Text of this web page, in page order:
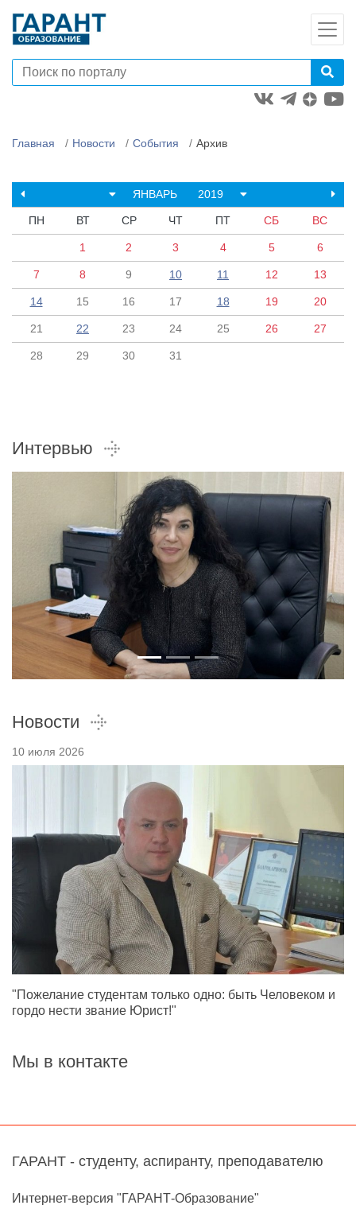
Главная Новости События Архив
ЯНВАРЬ 2019
ПН ВТ СР ЧТ ПТ СБ ВС
1 2 3 4 5 6
7 8 9 10 11 12 13
14 15 16 17 18 19 20
21 22 23 24 25 26 27
28 29 30 31
Интервью
Новости
10 июля 2026
"Пожелание студентам только одно: быть Человеком и
гордо нести звание Юрист!"
Мы в контакте
ГАРАНТ - студенту, аспиранту, преподавателю
Интернет-версия "ГАРАНТ-Образование"